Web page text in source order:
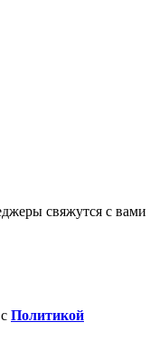
свяжутся с вами
Политикой